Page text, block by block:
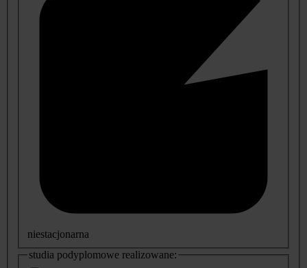
niestacjonarna
studia podyplomowe realizowane: